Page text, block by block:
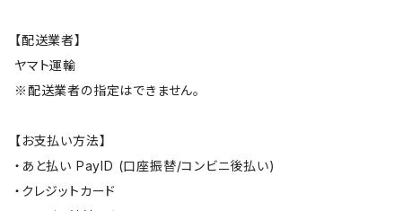
【配送業者】
ヤマト運輸
※配送業者の指定はできません。
【お支払い方法】
・あと払い PayID (口座振替/コンビニ後払い)
・クレジットカード